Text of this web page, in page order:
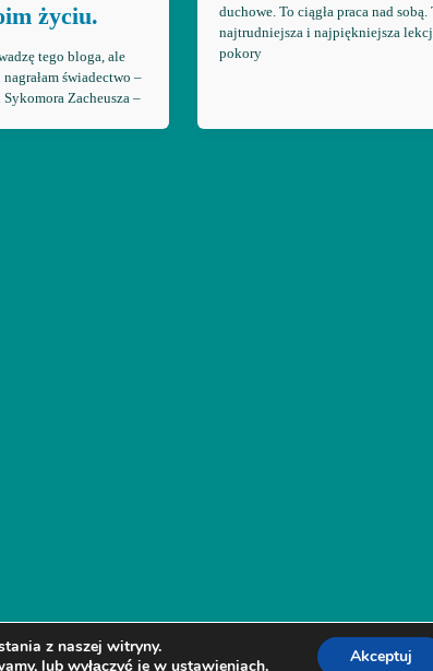
życiu.
tego bloga, ale
świadectwo –
Zacheusza –
duchowe. To ciągła praca nad sobą.
najtrudniejsza i najpiękniejsza
pokory
z naszej witryny.
lub wyłączyć je wustawieniach. Akceptuj